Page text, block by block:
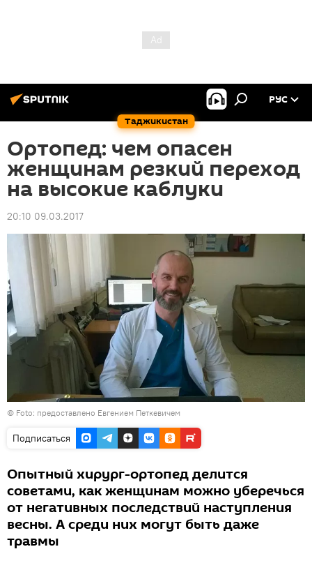
Таджикистан
РУС
Ортопед: чем опасен
женщинам резкий переход
на высокие каблуки
20:10 09.03.2017
© Foto: предоставлено Евгением Петкевичем
Подписаться
Опытный хирург-ортопед делится
советами, как женщинам можно уберечься
от негативных последствий наступления
весны. А среди них могут быть даже
травмы